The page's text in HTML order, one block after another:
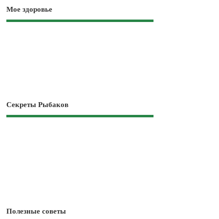
Мое здоровье
Секреты Рыбаков
Полезные советы